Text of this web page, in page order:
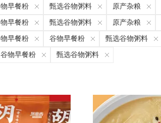
早餐粉 甄选谷物粥料 原产杂粮
早餐粉 甄选谷物粥料 原产杂粮
早餐粉 谷物早餐粉 甄选谷物粥料
谷物早餐粉 甄选谷物粥料